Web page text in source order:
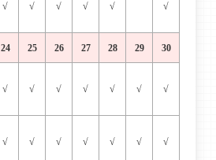
√ √ √ √ √ √
24 25 26 27 28 29 30
√ √ √ √ √ √ √
√ √ √ √ √ √ √